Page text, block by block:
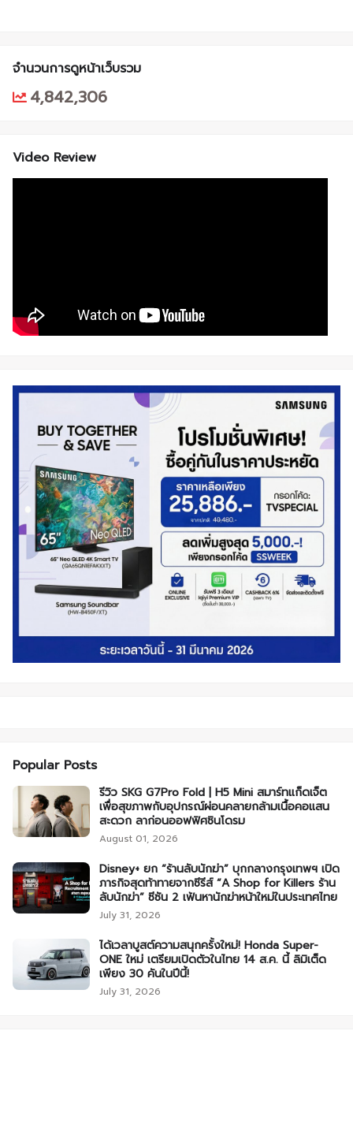
จำนวนการดูหน้าเว็บรวม
4,842,306
Video Review
Popular Posts
รีวิว SKG G7Pro Fold | H5 Mini สมาร์ทแก็ดเจ็ต
เพื่อสุขภาพกับอุปกรณ์ผ่อนคลายกล้ามเนื้อคอแสน
สะดวก ลาก่อนออฟฟิศซินโดรม
August 01, 2026
Disney+ ยก “ร้านลับนักฆ่า” บุกกลางกรุงเทพฯ เปิด
ภารกิจสุดท้าทายจากซีรีส์ “A Shop for Killers ร้าน
ลับนักฆ่า” ซีซัน 2 เฟ้นหานักฆ่าหน้าใหม่ในประเทศไทย
July 31, 2026
ได้เวลาบูสต์ความสนุกครั้งใหม่! Honda Super-
ONE ใหม่ เตรียมเปิดตัวในไทย 14 ส.ค. นี้ ลิมิเต็ด
เพียง 30 คันในปีนี้!
July 31, 2026